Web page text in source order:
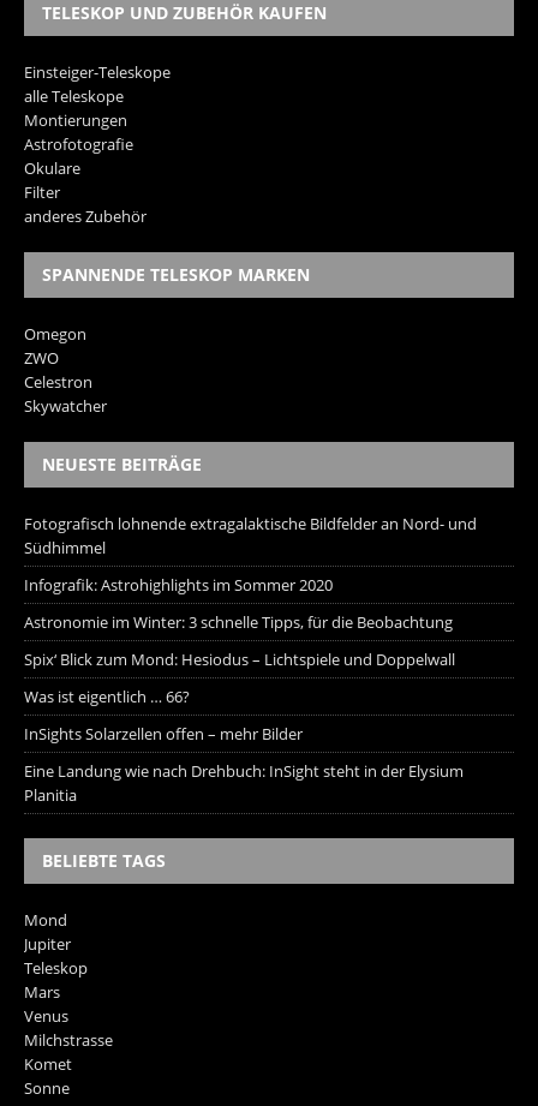
TELESKOP UND ZUBEHÖR KAUFEN
Einsteiger-Teleskope
alle Teleskope
Montierungen
Astrofotografie
Okulare
Filter
anderes Zubehör
SPANNENDE TELESKOP MARKEN
Omegon
ZWO
Celestron
Skywatcher
NEUESTE BEITRÄGE
Fotografisch lohnende extragalaktische Bildfelder an Nord- und
Südhimmel
Infografik: Astrohighlights im Sommer 2020
Astronomie im Winter: 3 schnelle Tipps, für die Beobachtung
Spix‘ Blick zum Mond: Hesiodus – Lichtspiele und Doppelwall
Was ist eigentlich … 66?
InSights Solarzellen offen – mehr Bilder
Eine Landung wie nach Drehbuch: InSight steht in der Elysium
Planitia
BELIEBTE TAGS
Mond
Jupiter
Teleskop
Mars
Venus
Milchstrasse
Komet
Sonne